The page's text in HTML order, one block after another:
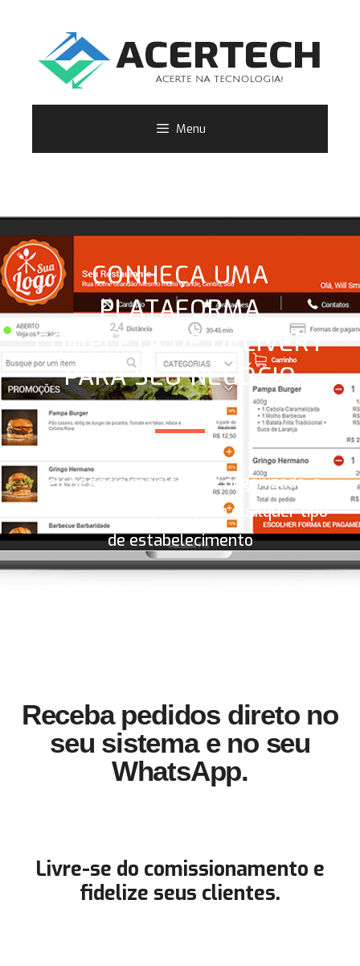
Menu
CONHEÇA UMA
PLATAFORMA
COMPLETA DE DELIVERY
PARA SEU NEGÓCIO
Seu negócio mais forte e organizado, a
plataforma completa para qualquer tipo
de estabelecimento
Receba pedidos direto no
seu sistema e no seu
WhatsApp.
Livre-se do comissionamento e
fidelize seus clientes.